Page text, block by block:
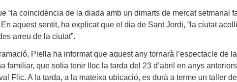
“la coincidència de la diada amb un dimarts de mercat setmanal
aquest sentit, ha explicat que el dia de Sant Jordi, “la ciutat
arreu de la ciutat”.
Piella ha informat que aquest any tornarà l’espectacle de
familiar, que solia tenir lloc la tarda del 23 d’abril en anys
Flic. A la tarda, a la mateixa ubicació, es durà a terme un taller